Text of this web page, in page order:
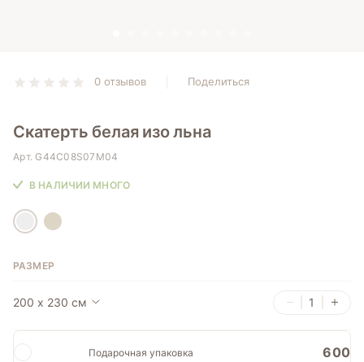
0 отзывов Поделиться
Скатерть белая изо льна
Арт.G44C08S07M04
В НАЛИЧИИ МНОГО
РАЗМЕР
200 х 230 см
Подарочная упаковка 600